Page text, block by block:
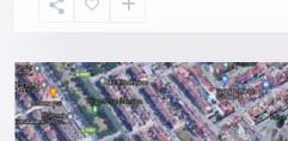
Sevilla